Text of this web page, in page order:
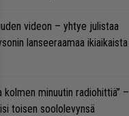
videon – yhtye julistaa
lanseeraamaa ikiaikaista
kolmen minuutin radiohittiä” –
toisen soololevynsä